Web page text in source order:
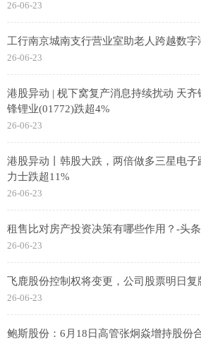
26-06-23
工行南京城南支行营业室助老人跨越数字
26-06-23
港股异动 | 枧下窝复产消息持续扰动 天齐
锋锂业(01772)跌超4%
26-06-23
港股异动丨韩股大跌，两倍做多三星电
力士跌超11%
26-06-23
租售比对房产投资决策有哪些作用？-头
26-06-23
飞鹿股份控制权将变更，公司股票明日复
26-06-23
鲍斯股份：6月18日高管张炯焱增持股份